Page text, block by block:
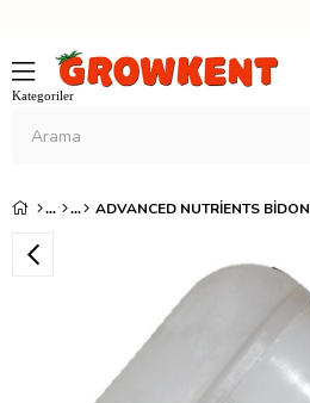
ADVANCED NUTRIENTS